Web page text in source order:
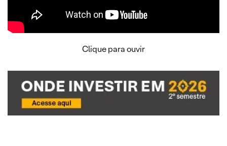
Clique para ouvir